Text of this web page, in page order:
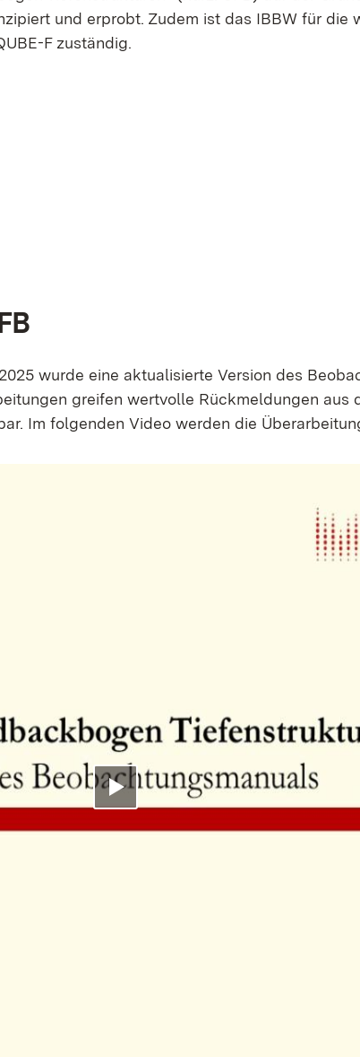
und erprobt. Zudem ist das IBBW für die
F zuständig.
wurde eine aktualisierte Version des
greifen wertvolle Rückmeldungen aus
Im folgenden Video werden die